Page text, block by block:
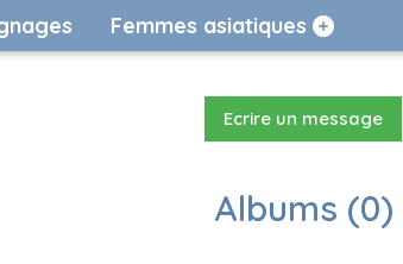
Femmes asiatiques
Ecrire un message
Albums (0)